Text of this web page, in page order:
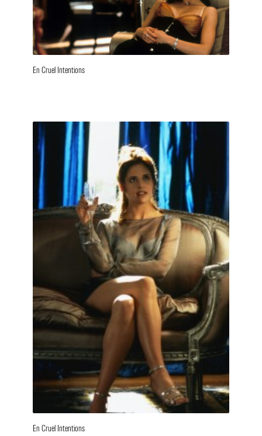
En Cruel Intentions
En Cruel Intentions